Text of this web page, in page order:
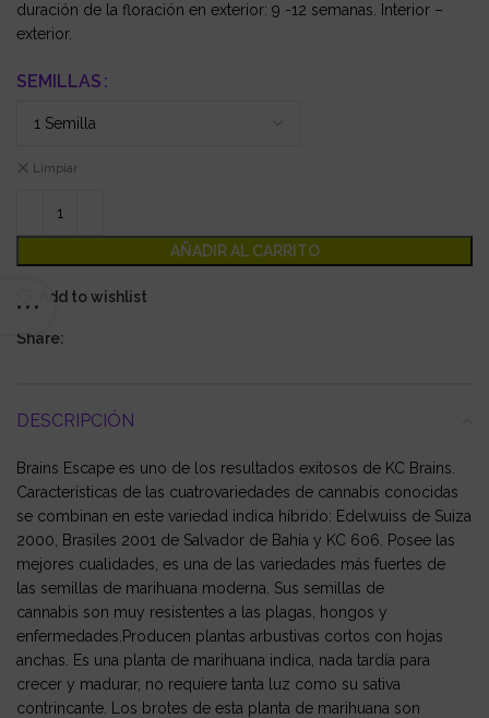
duración de la floración en exterior: 9 -12 semanas. Interior –
exterior.
SEMILLAS
Limpiar
AÑADIR AL CARRITO
Add to wishlist
Share:
DESCRIPCIÓN
Brains Escape es uno de los resultados exitosos de KC Brains.
Características de las cuatrovariedades de cannabis conocidas
se combinan en este variedad indica híbrido: Edelwuiss de Suiza
2000, Brasiles 2001 de Salvador de Bahía y KC 606. Posee las
mejores cualidades, es una de las variedades más fuertes de
las semillas de marihuana moderna. Sus semillas de
cannabis son muy resistentes a las plagas, hongos y
enfermedades.Producen plantas arbustivas cortos con hojas
anchas. Es una planta de marihuana indica, nada tardía para
crecer y madurar, no requiere tanta luz como su sativa
contrincante. Los brotes de esta planta de marihuana son